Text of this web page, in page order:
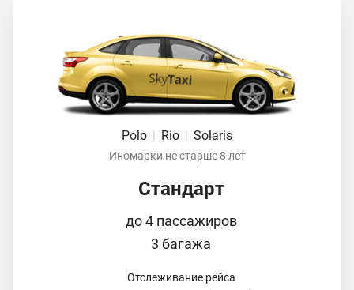
Polo | Rio | Solaris
Иномарки не старше 8 лет
Стандарт
до 4 пассажиров
3 багажа
Отслеживание рейса